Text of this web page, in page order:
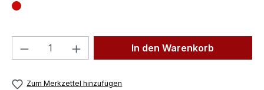
Produkt Anzahl: Gib denIn den Warenkorb
Zum Merkzettel hinzufügen